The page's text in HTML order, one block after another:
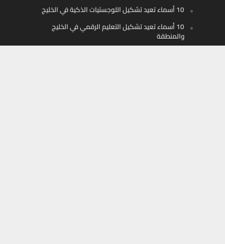
10 أسماء تعيد تشكيل اللوجستيات الذكية في الخليج
10 أسماء تعيد تشكيل التعليم الرقمي في الخليج
والمنطقة